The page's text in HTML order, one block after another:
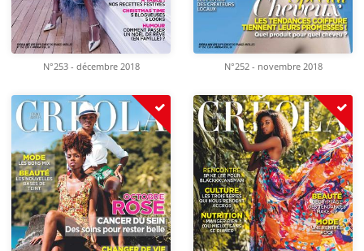
N°253 - décembre 2018 N°252 - novembre 2018